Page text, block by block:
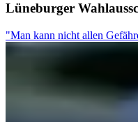
Lüneburger
"Man kann nicht allen